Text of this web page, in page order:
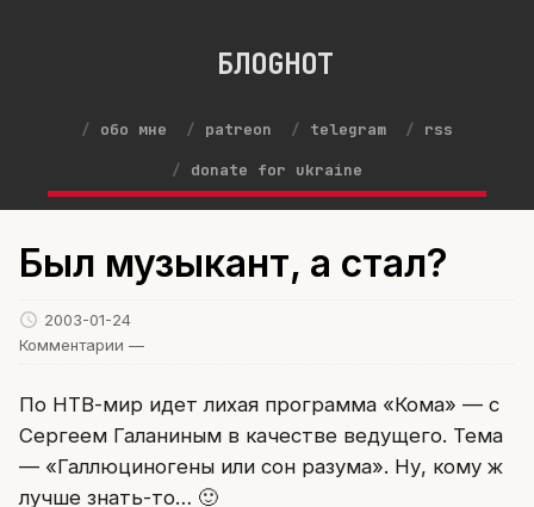
БЛОGНОТ
обо мне patreon telegram
rss
donate for ukraine
Был музыкант, а стал?
2003-01-24
Комментарии —
По НТВ-мир идет лихая программа «Кома» — с
Сергеем Галаниным в качестве ведущего. Тема
— «Галлюциногены или сон разума». Ну, кому ж
лучше знать-то… 🙂